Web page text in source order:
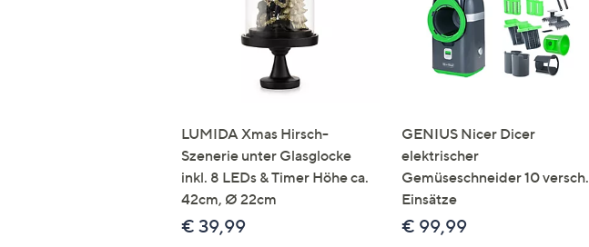
LUMIDA Xmas Hirsch-
Szenerie unter Glasglocke
inkl. 8 LEDs & Timer Höhe ca.
42cm, Ø 22cm
€ 39,99
GENIUS Nicer Dicer
elektrischer
Gemüseschneider 10 versch.
Einsätze
€ 99,99